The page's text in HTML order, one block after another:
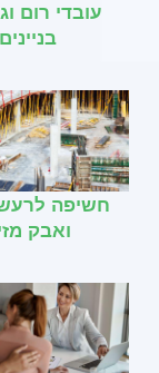
עובדי רום
בניינים
חשיפה
ואבק